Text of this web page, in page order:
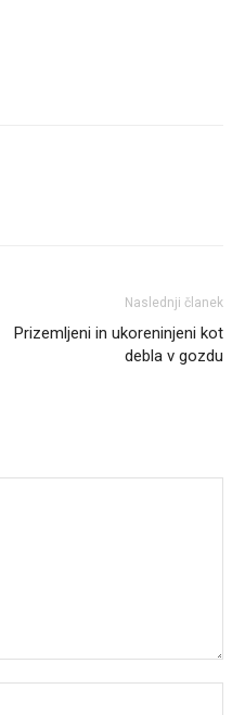
Naslednji članek
Prizemljeni in ukoreninjeni kot
debla v gozdu